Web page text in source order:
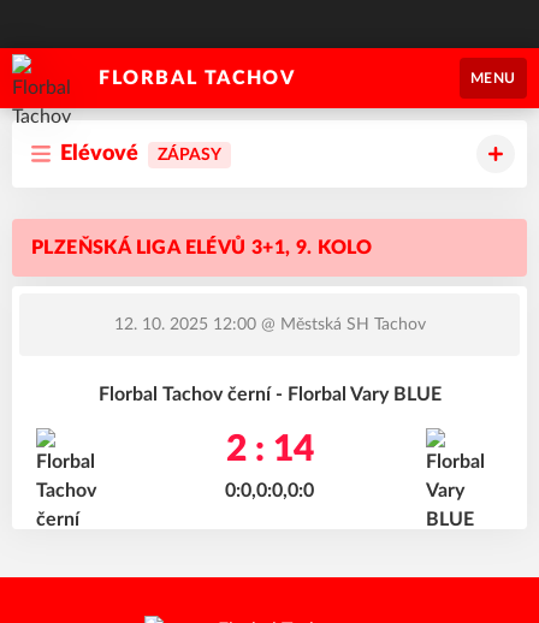
FLORBAL TACHOV MENU
Elévové ZÁPASY
PLZEŇSKÁ LIGA ELÉVŮ 3+1, 9. KOLO
12. 10. 2025 12:00@ Městská SH Tachov
Florbal Tachov černí - Florbal Vary BLUE
2 : 14
0:0,0:0,0:0